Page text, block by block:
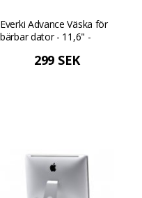
Everki Advance Väska för
bärbar dator - 11,6" -
299 SEK